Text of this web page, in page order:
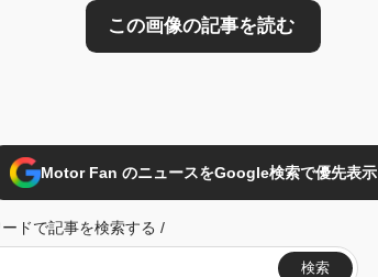
Motor Fan のニュースをGoogle検索で優先表示
ドで記事を検索する /
検索